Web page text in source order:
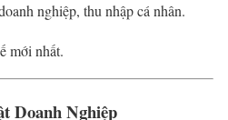
nghiệp, thu nhập cá nhân.
mới nhất.
Doanh Nghiệp